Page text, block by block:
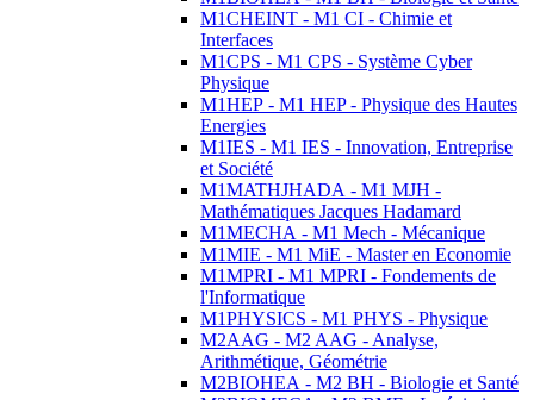
M1CHEINT - M1 CI - Chimie et
Interfaces
M1CPS - M1 CPS - Système Cyber
Physique
M1HEP - M1 HEP - Physique des Hautes
Energies
M1IES - M1 IES - Innovation, Entreprise
et Société
M1MATHJHADA - M1 MJH -
Mathématiques Jacques Hadamard
M1MECHA - M1 Mech - Mécanique
M1MIE - M1 MiE - Master en Economie
M1MPRI - M1 MPRI - Fondements de
l'Informatique
M1PHYSICS - M1 PHYS - Physique
M2AAG - M2 AAG - Analyse,
Arithmétique, Géométrie
M2BIOHEA - M2 BH - Biologie et Santé